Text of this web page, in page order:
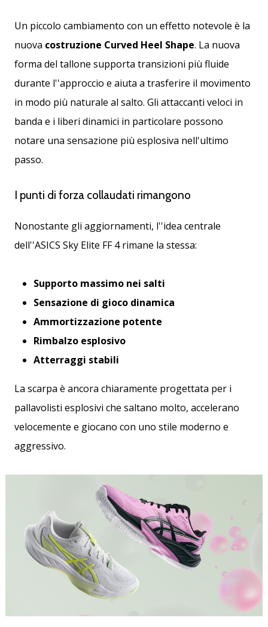
Un piccolo cambiamento con un effetto notevole è la
nuova costruzione Curved Heel Shape. La nuova
forma del tallone supporta transizioni più fluide
durante l''approccio e aiuta a trasferire il movimento
in modo più naturale al salto. Gli attaccanti veloci in
banda e i liberi dinamici in particolare possono
notare una sensazione più esplosiva nell'ultimo
passo.
I punti di forza collaudati rimangono
Nonostante gli aggiornamenti, l''idea centrale
dell''ASICS Sky Elite FF 4 rimane la stessa:
Supporto massimo nei salti
Sensazione di gioco dinamica
Ammortizzazione potente
Rimbalzo esplosivo
Atterraggi stabili
La scarpa è ancora chiaramente progettata per i
pallavolisti esplosivi che saltano molto, accelerano
velocemente e giocano con uno stile moderno e
aggressivo.